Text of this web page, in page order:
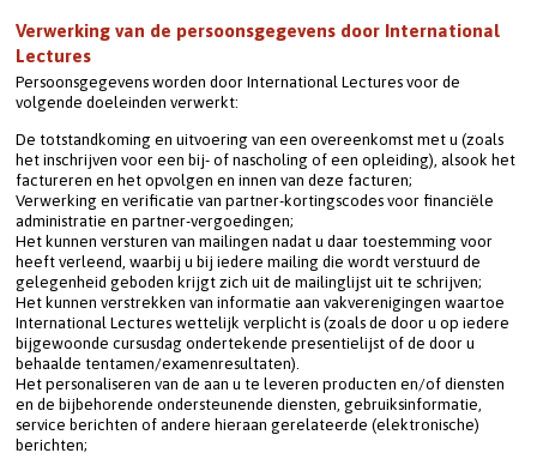
Verwerking van de persoonsgegevens door International
Lectures
Persoonsgegevens worden door International Lectures voor de
volgende doeleinden verwerkt:
De totstandkoming en uitvoering van een overeenkomst met u (zoals
het inschrijven voor een bij- of nascholing of een opleiding), alsook het
factureren en het opvolgen en innen van deze facturen;
Verwerking en verificatie van partner-kortingscodes voor financiële
administratie en partner-vergoedingen;
Het kunnen versturen van mailingen nadat u daar toestemming voor
heeft verleend, waarbij u bij iedere mailing die wordt verstuurd de
gelegenheid geboden krijgt zich uit de mailinglijst uit te schrijven;
Het kunnen verstrekken van informatie aan vakverenigingen waartoe
International Lectures wettelijk verplicht is (zoals de door u op iedere
bijgewoonde cursusdag ondertekende presentielijst of de door u
behaalde tentamen/examenresultaten).
Het personaliseren van de aan u te leveren producten en/of diensten
en de bijbehorende ondersteunende diensten, gebruiksinformatie,
service berichten of andere hieraan gerelateerde (elektronische)
berichten;